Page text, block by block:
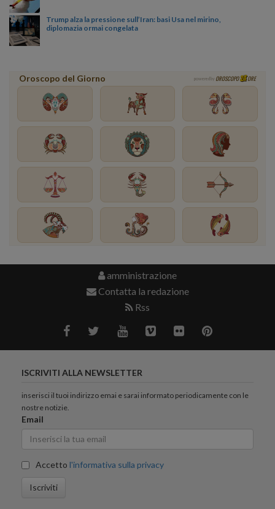
Trump alza la pressione sull’Iran: basi Usa nel mirino,
diplomazia ormai congelata
Oroscopo del Giorno powered by OROSCOPO ORE
amministrazione
Contatta la redazione
Rss
ISCRIVITI ALLA NEWSLETTER
inserisci il tuoi indirizzo emai e sarai informato periodicamente con le
nostre notizie.
Email
Accetto l'informativa sulla privacy
Iscriviti